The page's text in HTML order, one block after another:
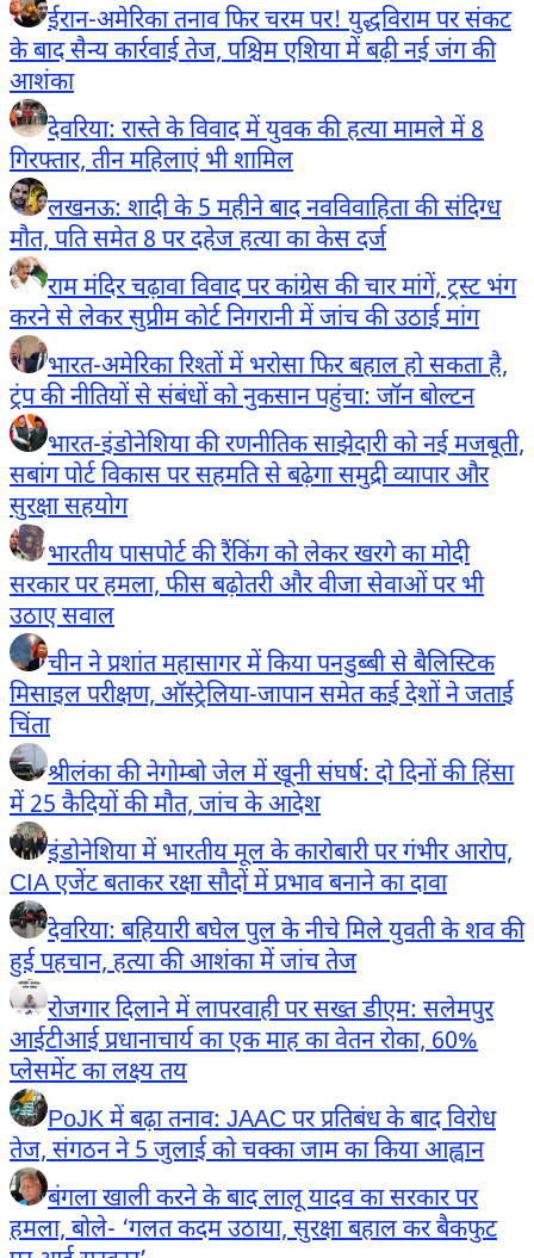
ईरान-अमेरिका तनाव फिर चरम पर! युद्धविराम पर संकट
के बाद सैन्य कार्रवाई तेज, पश्चिम एशिया में बढ़ी नई जंग की
आशंका
देवरिया: रास्ते के विवाद में युवक की हत्या मामले में 8
गिरफ्तार, तीन महिलाएं भी शामिल
लखनऊ: शादी के 5 महीने बाद नवविवाहिता की संदिग्ध
मौत, पति समेत 8 पर दहेज हत्या का केस दर्ज
राम मंदिर चढ़ावा विवाद पर कांग्रेस की चार मांगें, ट्रस्ट भंग
करने से लेकर सुप्रीम कोर्ट निगरानी में जांच की उठाई मांग
भारत-अमेरिका रिश्तों में भरोसा फिर बहाल हो सकता है,
ट्रंप की नीतियों से संबंधों को नुकसान पहुंचा: जॉन बोल्टन
भारत-इंडोनेशिया की रणनीतिक साझेदारी को नई मजबूती,
सबांग पोर्ट विकास पर सहमति से बढ़ेगा समुद्री व्यापार और
सुरक्षा सहयोग
भारतीय पासपोर्ट की रैंकिंग को लेकर खरगे का मोदी
सरकार पर हमला, फीस बढ़ोतरी और वीजा सेवाओं पर भी
उठाए सवाल
चीन ने प्रशांत महासागर में किया पनडुब्बी से बैलिस्टिक
मिसाइल परीक्षण, ऑस्ट्रेलिया-जापान समेत कई देशों ने जताई
चिंता
श्रीलंका की नेगोम्बो जेल में खूनी संघर्ष: दो दिनों की हिंसा
में 25 कैदियों की मौत, जांच के आदेश
इंडोनेशिया में भारतीय मूल के कारोबारी पर गंभीर आरोप,
CIA एजेंट बताकर रक्षा सौदों में प्रभाव बनाने का दावा
देवरिया: बहियारी बघेल पुल के नीचे मिले युवती के शव की
हुई पहचान, हत्या की आशंका में जांच तेज
रोजगार दिलाने में लापरवाही पर सख्त डीएम: सलेमपुर
आईटीआई प्रधानाचार्य का एक माह का वेतन रोका, 60%
प्लेसमेंट का लक्ष्य तय
PoJK में बढ़ा तनाव: JAAC पर प्रतिबंध के बाद विरोध
तेज, संगठन ने 5 जुलाई को चक्का जाम का किया आह्वान
बंगला खाली करने के बाद लालू यादव का सरकार पर
हमला, बोले- ‘गलत कदम उठाया, सुरक्षा बहाल कर बैकफुट